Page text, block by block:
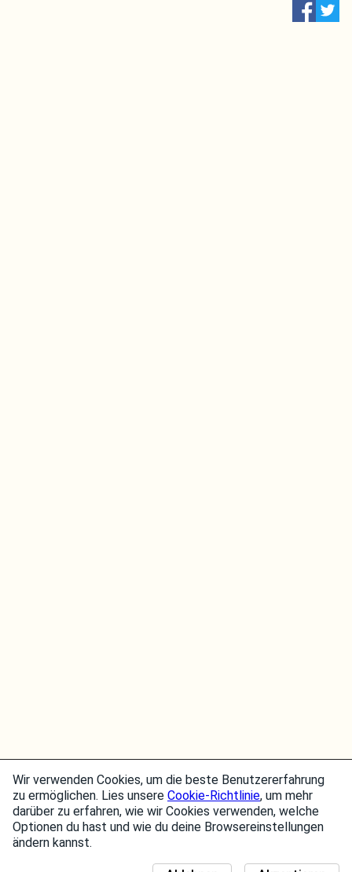
Wir verwenden Cookies, um die beste Benutzererfahrung
zu ermöglichen. Lies unsere Cookie-Richtlinie, um mehr
darüber zu erfahren, wie wir Cookies verwenden, welche
Optionen du hast und wie du deine Browsereinstellungen
ändern kannst.